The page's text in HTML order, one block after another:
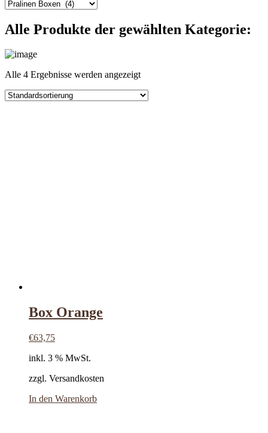
Alle Produkte der gewählten Kategorie:
Alle 4 Ergebnisse werden angezeigt
Box Orange
€63,75
inkl. 3 % MwSt.
zzgl. Versandkosten
In den Warenkorb